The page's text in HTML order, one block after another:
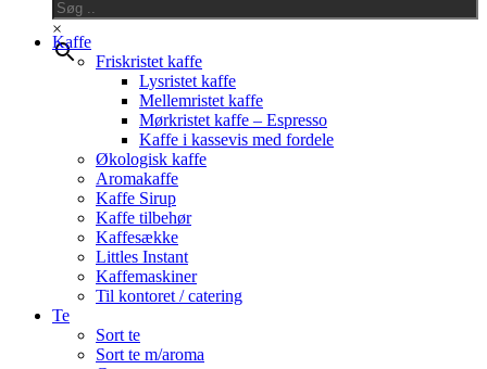
×
Kaffe
Friskristet kaffe
Lysristet kaffe
Mellemristet kaffe
Mørkristet kaffe – Espresso
Kaffe i kassevis med fordele
Økologisk kaffe
Aromakaffe
Kaffe Sirup
Kaffe tilbehør
Kaffesække
Littles Instant
Kaffemaskiner
Til kontoret / catering
Te
Sort te
Sort te m/aroma